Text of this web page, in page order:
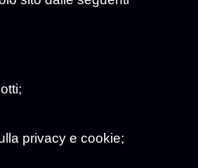
privacy e cookie;